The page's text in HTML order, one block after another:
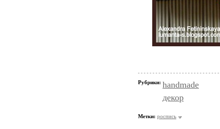
Рубрики: handmade
декор
Метки: роспись